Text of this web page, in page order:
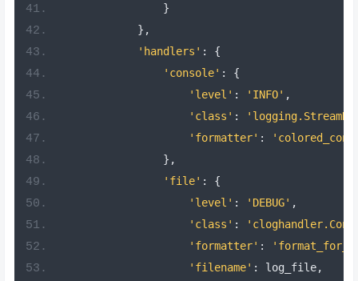
}
},
'handlers' :
{
'console' :
{
'level' : 'INFO' ,
'class' :
'formatter' :
},
'file' :
{
'level' : 'DEBUG' ,
'class' :
'formatter' :
'filename' : log_file,